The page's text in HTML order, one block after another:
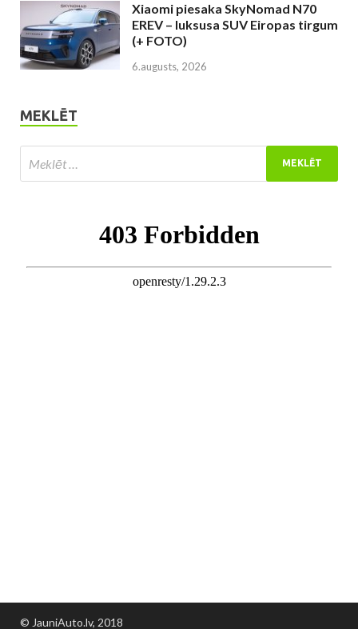
Xiaomi piesaka SkyNomad N70
EREV – luksusa SUV Eiropas tirgum
(+ FOTO)
6.augusts, 2026
MEKLĒT
© JauniAuto.lv, 2018